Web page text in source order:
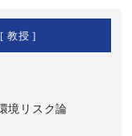
[ 教授 ]
境リスク論